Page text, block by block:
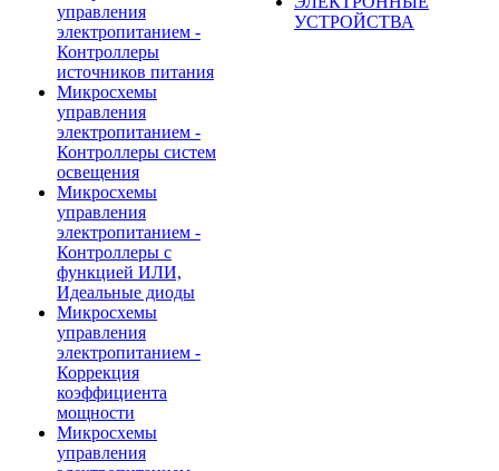
управления
электропитанием -
Контроллеры
источников питания
Микросхемы
управления
электропитанием -
Контроллеры систем
освещения
Микросхемы
управления
электропитанием -
Контроллеры с
функцией ИЛИ,
Идеальные диоды
Микросхемы
управления
электропитанием -
Коррекция
коэффициента
мощности
Микросхемы
управления
УСТРОЙСТВА